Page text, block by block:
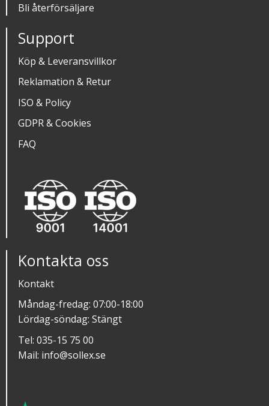
Bli återförsäljare
Support
Köp & Leveransvillkor
Reklamation & Retur
ISO & Policy
GDPR & Cookies
FAQ
Kontakta oss
Kontakt
Måndag-fredag: 07:00-18:00
Lördag-söndag: Stängt
Tel: 035-15 75 00
Mail: info@sollex.se